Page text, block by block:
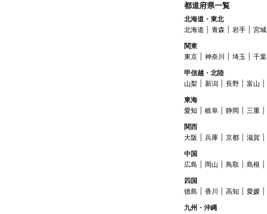
都道府県一覧
北海道・東北
北海道
青森 岩手 宮城
関東
東京
神奈川 埼玉 千葉
甲信越・北陸
山梨
新潟 長野 富山
東海
愛知
岐阜 静岡
三重
関西
大阪
兵庫 京都 滋賀
中国
広島
岡山 鳥取 島根
四国
徳島
香川 高知
愛媛
九州・沖縄